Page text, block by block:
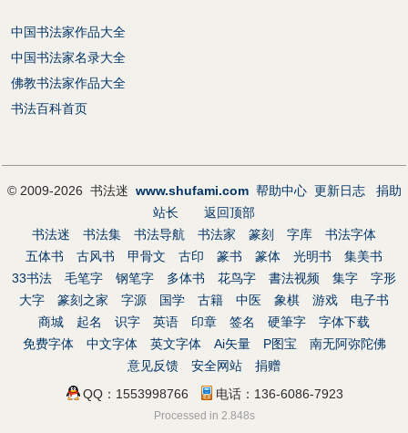
中国书法家作品大全
中国书法家名录大全
佛教书法家作品大全
书法百科首页
© 2009-2026 书法迷 www.shufami.com 帮助中心 更新日志
捐助
站长
返回顶部
书法迷
书法集 书法导航 书法家 篆刻 字库
书法字体
五体书
古风书 甲骨文 古印 篆书 篆体 光明书
集美书
33书法
毛笔字 钢笔字 多体书 花鸟字 書法视频 集字
字形
大字
篆刻之家 字源 国学 古籍 中医 象棋 游戏
电子书
商城
起名 识字 英语 印章 签名 硬筆字
字体下载
免费字体
中文字体 英文字体 Ai矢量 P图宝
南无阿弥陀佛
意见反馈
安全网站
捐赠
QQ：1553998766
电话：136-6086-7923
Processed in 2.848s